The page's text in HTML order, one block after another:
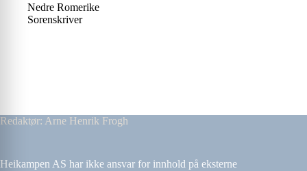
Nedre Romerike
Sorenskriver
Redaktør: Arne Henrik Frogh
Heikampen AS har ikke ansvar for innhold på eksterne